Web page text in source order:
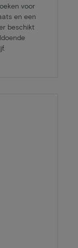
voor
en een
beschikt